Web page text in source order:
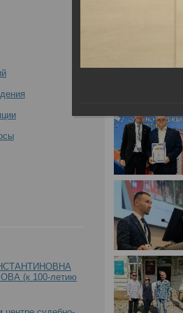
«Актуальные вопросы
посвященной 75-
экспертизы
Оренбургской области -
ФГБУ «РЦСМЭ»
экспертизы»,
(к 100-летию